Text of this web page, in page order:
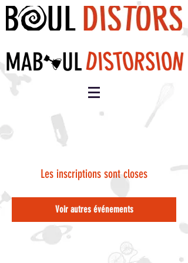
Les inscriptions sont closes
Voir autres événements